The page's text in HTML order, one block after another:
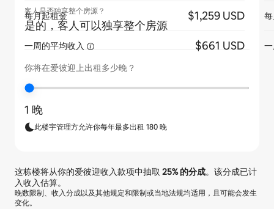
客人是否独享整个房源？
是的，客人可以独享整个房源
你将在爱彼迎上出租多少晚？
1 晚
此楼宇管理方允许你每年最多出租 180 晚
这栋楼将从你的爱彼迎收入款项中抽取 25%的分成。该分成已计
入收入估算。
晚数限制、收入分成以及其他规定和限制或当地法规均适用，且可能会发生
变化。
每月起租金 $1,259 USD
一周的平均收入 $661 USD